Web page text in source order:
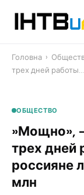
Головна ›
трех дней работы…
ОБЩЕСТВО
​»Мощно»,
трех дней
россияне
млн